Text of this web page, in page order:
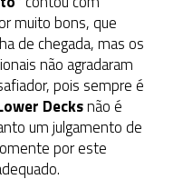
muito bons, que
de chegada, mas os
não agradaram
pois sempre é
Decksnão é
um julgamento de
por este